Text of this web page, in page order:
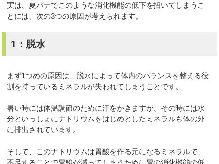
実は、夏バテでこのような消化機能の低下を招いてしまうこ
とには、次の3つの原因が考えられます。
1：脱水
まず1つめの原因は、脱水によって体内のバランスを整える役
割を持っているミネラルが失われてしまうことです。
暑い時には体温調節のために汗をかきますが、その時には水
分といっしょにナトリウムをはじめとしたミネラルも体の外
に排出されています。
そして、このナトリウムは胃酸を作る元になるミネラルで、
不足することで胃酸が減ってしまうために胃の消化機能の低